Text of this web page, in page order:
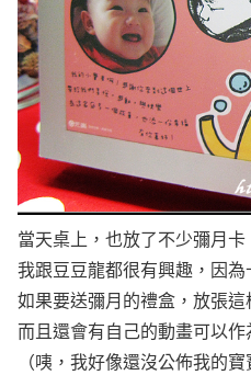
當天桌上，也放了不少彌月卡
我跟豆豆龍都很有興趣，因為
如果要送彌月的禮盒，放張這
而且還會有自己的動畫可以作
（咦，我好像還沒公佈我的